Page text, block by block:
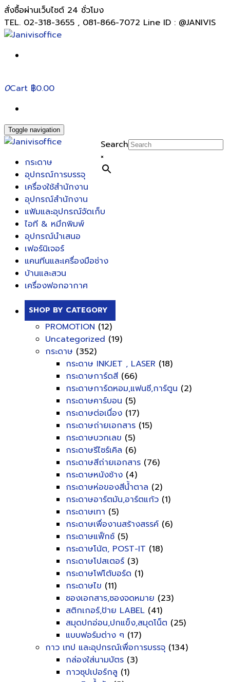
สั่งซื้อผ่านเว็บไซต์ 24 ชั่วโมง
TEL. 02-318-3655 , 081-866-7072 Line ID : @JANIVIS
0Cart ฿0.00
Toggle navigation
Search
×
กระดาษ
อุปกรณ์การบรรจุ
เครื่องใช้สำนักงาน
อุปกรณ์สำนักงาน
แฟ้มและอุปกรณ์จัดเก็บ
ไอที & หมึกพิมพ์
อุปกรณ์นำเสนอ
เฟอร์นิเจอร์
แคนทีนและเครื่องมือช่าง
บ้านและสวน
เครื่องฟอกอากาศ
SHOP BY CATEGORY
PROMOTION (12)
Uncategorized (19)
กระดาษ (352)
กระดาษ INKJET , LASER (18)
กระดาษการ์ดสี (66)
กระดาษการ์ดหอม,แฟนซี,การ์ตูน (2)
กระดาษคาร์บอน (5)
กระดาษต่อเนื่อง (17)
กระดาษถ่ายเอกสาร (15)
กระดาษบวกเลข (5)
กระดาษรีไซร์เคิล (6)
กระดาษสีถ่ายเอกสาร (76)
กระดาษหนังช้าง (4)
กระดาษห่อของสีน้ำตาล (2)
กระดาษอาร์ตมัน,อาร์ตแก้ว (1)
กระดาษเทา (5)
กระดาษเพื่องานสร้างสรรค์ (6)
กระดาษแฟ็กซ์ (5)
กระดาษโน้ต, POST-IT (18)
กระดาษโปสเตอร์ (3)
กระดาษโฟโต้บอร์ด (1)
กระดาษไข (11)
ซองเอกสาร,ซองจดหมาย (23)
สติกเกอร์,ป้าย LABEL (41)
สมุดปกอ่อน,ปกแข็ง,สมุดโน็ต (25)
แบบฟอร์มต่าง ๆ (17)
กาว เทป และอุปกรณ์เพื่อการบรรจุ (134)
กล่องใส่นามบัตร (3)
กาวซุปเปอร์กลู (1)